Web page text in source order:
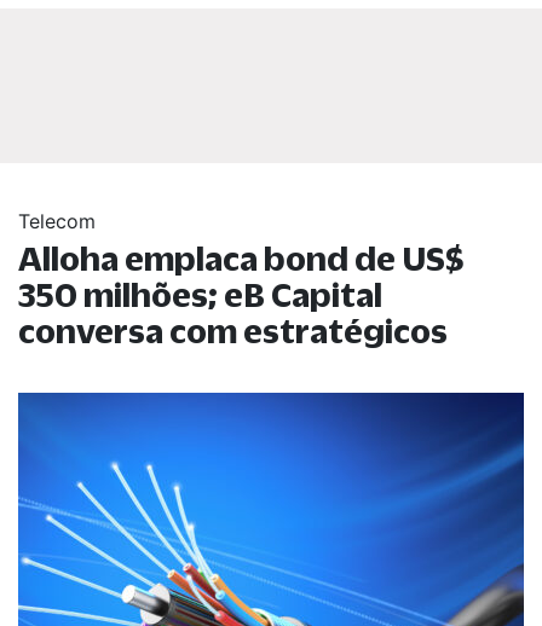
Telecom
Alloha emplaca bond de US$
350 milhões; eB Capital
conversa com estratégicos